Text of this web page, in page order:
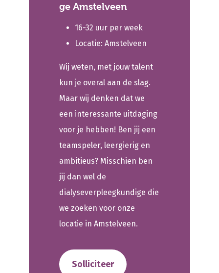
ge Amstelveen
16-32 uur per week
Locatie: Amstelveen
Wij weten, met jouw talent
kun je overal aan de slag.
Maar wij denken dat we
een interessante uitdaging
voor je hebben! Ben jij een
teamspeler, leergierig en
ambitieus? Misschien ben
jij dan wel de
dialyseverpleegkundige die
we zoeken voor onze
locatie in Amstelveen.
Solliciteer